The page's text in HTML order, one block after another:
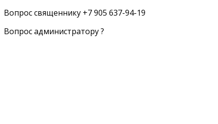
Вопрос священнику +7 905 637-94-19
Вопрос администратору ?